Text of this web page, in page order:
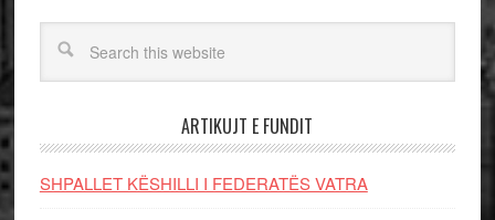
ARTIKUJT E FUNDIT
SHPALLET KËSHILLI I FEDERATËS VATRA